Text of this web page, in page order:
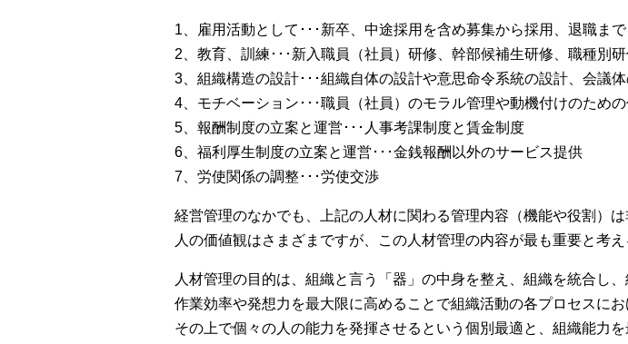
1、雇用活動として･･･新卒、中途採用を含め募集から採用、退職ま
2、教育、訓練･･･新入職員（社員）研修、幹部候補生研修、職種別
3、組織構造の設計･･･組織自体の設計や意思命令系統の設計、会議
4、モチベーション･･･職員（社員）のモラル管理や動機付けのため
5、報酬制度の立案と運営･･･人事考課制度と賃金制度
6、福利厚生制度の立案と運営･･･金銭報酬以外のサービス提供
7、労使関係の調整･･･労使交渉
経営管理のなかでも、上記の人材に関わる管理内容（機能や役割）
人の価値観はさまざまですが、この人材管理の内容が最も重要と考え
人材管理の目的は、組織と言う「器」の中身を整え、組織を統合し
作業効率や発想力を最大限に高めることで組織活動の各プロセスに
その上で個々の人の能力を発揮させるという個別最適と、組織能力